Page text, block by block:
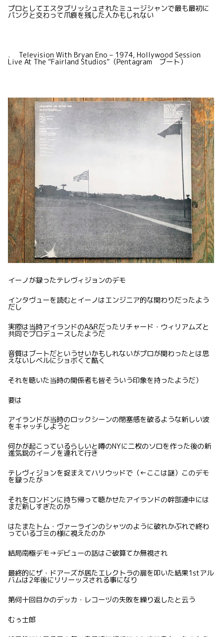
プロとしてエスタブリッシュされたミュージシャンで最も最初に
パンクと交わって爪痕を残した人かもしれない
. Television With Bryan Eno – 1974, Hollywood Session
Live At The “Fairland Studios”（Pentagram ブート）
イーノが録ったテレヴィジョンのデモ
インタヴューを読むとイーノはエンジニア的な関わりだったよう
だし
実際は当時アイランドのA&Rだったリチャード・ウィリアムズと
共同でプロデュースしたようだ
音質はブートだというせいかもしれないがプロが関わったとは思
えないレベルにショボくて酷く
それを聴いた当時の関係者も皆そういう印象を持ったようだ）
要は
アイランドが当時のロックシーンの閉塞感を破るような新しい波
をキャッチしようと
何かが起こっているらしいと噂のNYに二枚のソロを作った後の新
進気鋭のイーノを連れて行き
テレヴィジョンを捉まえてハリウッドで（←ここは謎）このデモ
を録ったが
それをロンドンに持ち帰って聴かせたアイランドの幹部連中には
まだ新しすぎたのか
はたまたトム・ヴァーラインのシャツのように破れかぶれで終わ
っているゴミの様に視えたのか
結局南極デモ→デビューの話はご破算てか無視され
最終的にザ・ドアーズが居たエレクトラの扉を叩いた結果1stアル
バムは2年後にリリーッスされる事になり
第何十回目かのデッカ・レコーヅの失敗を繰り返したと云う
むぅ士郎